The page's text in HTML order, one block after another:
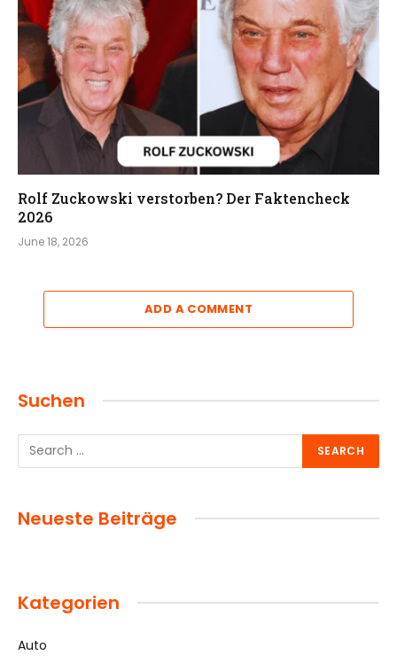
Rolf Zuckowski verstorben? Der Faktencheck
2026
June 18, 2026
ADD A COMMENT
Suchen
Neueste Beiträge
Kategorien
Auto